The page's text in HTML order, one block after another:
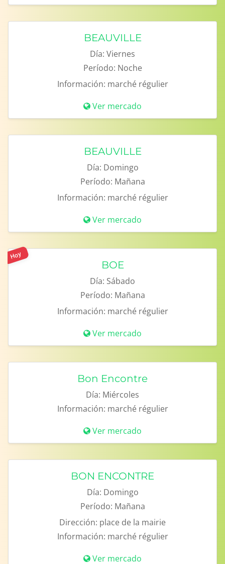
BEAUVILLE
Día: Viernes
Período: Noche
Información: marché régulier
Ver mercado
BEAUVILLE
Día: Domingo
Período: Mañana
Información: marché régulier
Ver mercado
Hoy
BOE
Día: Sábado
Período: Mañana
Información: marché régulier
Ver mercado
Bon Encontre
Día: Miércoles
Información: marché régulier
Ver mercado
BON ENCONTRE
Día: Domingo
Período: Mañana
Dirección: place de la mairie
Información: marché régulier
Ver mercado